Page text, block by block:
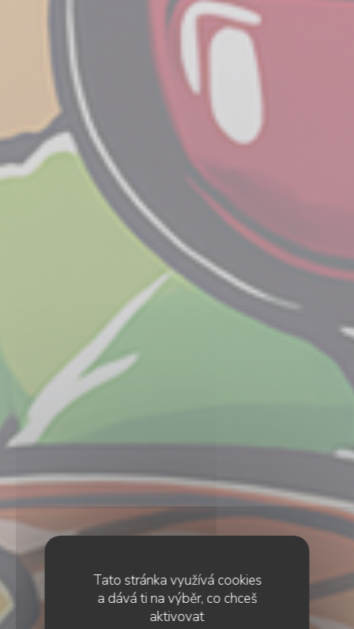
Tato stránka využívá cookies
a dává ti na výběr, co chceš
aktivovat